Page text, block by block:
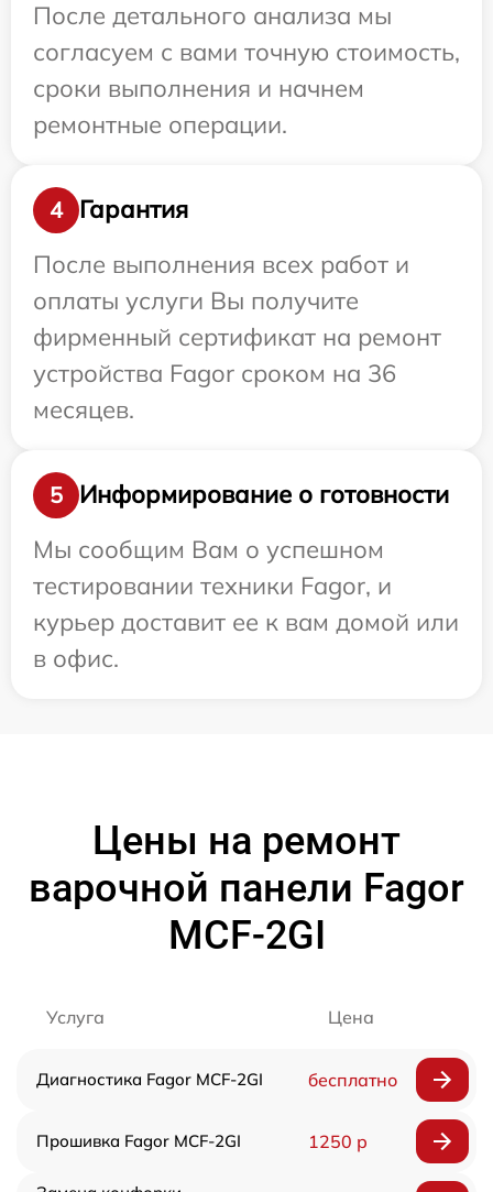
После детального анализа мы
согласуем с вами точную стоимость,
сроки выполнения и начнем
ремонтные операции.
4
Гарантия
После выполнения всех работ и
оплаты услуги Вы получите
фирменный сертификат на ремонт
устройства Fagor сроком на 36
месяцев.
5
Информирование о готовности
Мы сообщим Вам о успешном
тестировании техники Fagor, и
курьер доставит ее к вам домой или
в офис.
Цены на ремонт
варочной панели Fagor
MCF-2GI
Услуга Цена
Диагностика Fagor MCF-2GI бесплатно
Прошивка Fagor MCF-2GI 1250 р